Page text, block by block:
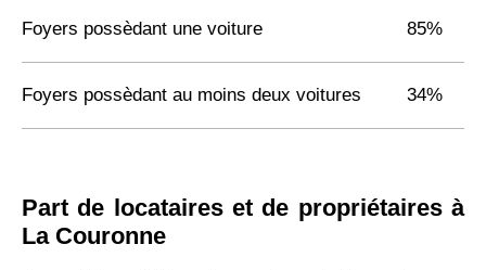
Foyers possèdant une voiture 85%
Foyers possèdant au moins deux voitures 34%
Part de locataires et de propriétaires à
La Couronne